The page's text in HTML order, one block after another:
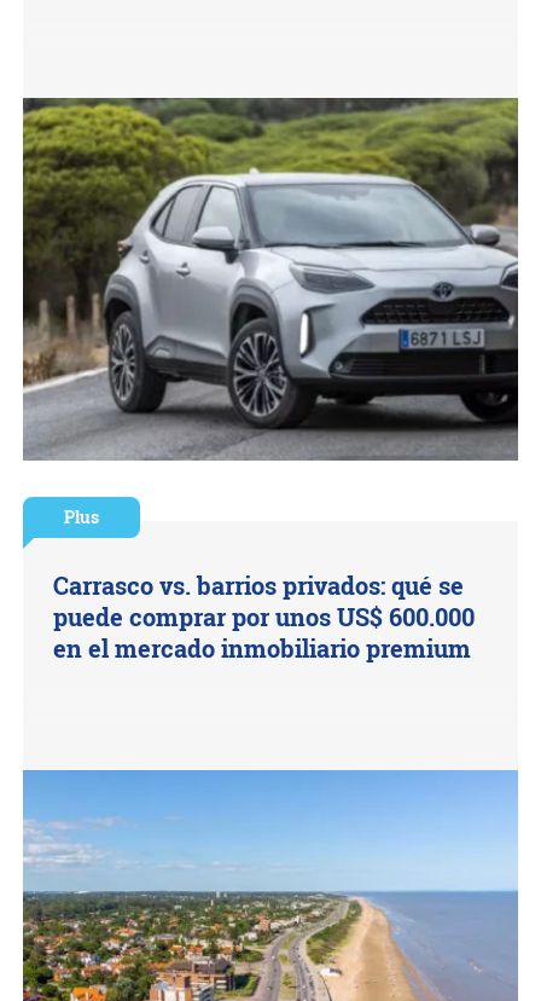
Plus
Carrasco vs. barrios privados: qué se
puede comprar por unos US$ 600.000
en el mercado inmobiliario premium